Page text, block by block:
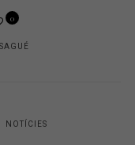
0
NOTÍCIES